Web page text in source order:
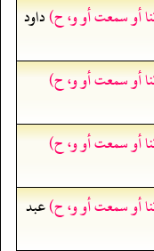
أو سمعت أو و، ح)داود
أو سمعت أو و، ح)
أو سمعت أو و، ح)
أو سمعت أو و، ح)عبد